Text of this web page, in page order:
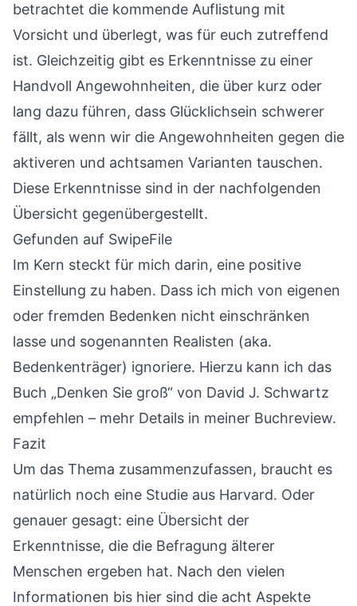
betrachtet die kommende Auflistung mit
Vorsicht und überlegt, was für euch zutreffend
ist. Gleichzeitig gibt es Erkenntnisse zu einer
Handvoll Angewohnheiten, die über kurz oder
lang dazu führen, dass Glücklichsein schwerer
fällt, als wenn wir die Angewohnheiten gegen die
aktiveren und achtsamen Varianten tauschen.
Diese Erkenntnisse sind in der nachfolgenden
Übersicht gegenübergestellt.
Gefunden auf SwipeFile
Im Kern steckt für mich darin, eine positive
Einstellung zu haben. Dass ich mich von eigenen
oder fremden Bedenken nicht einschränken
lasse und sogenannten Realisten (aka.
Bedenkenträger) ignoriere. Hierzu kann ich das
Buch „Denken Sie groß“ von David J. Schwartz
empfehlen – mehr Details in meiner Buchreview.
Fazit
Um das Thema zusammenzufassen, braucht es
natürlich noch eine Studie aus Harvard. Oder
genauer gesagt: eine Übersicht der
Erkenntnisse, die die Befragung älterer
Menschen ergeben hat. Nach den vielen
Informationen bis hier sind die acht Aspekte